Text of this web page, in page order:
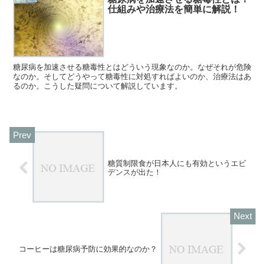
仕組みや治療法を簡単に解説！
糖尿病を加速させる糖毒性とはどういう現象なのか。なぜそれが危険
なのか。そしてどうやって糖毒性に対処すればよいのか、治療法はあ
るのか。こうした疑問について解説しています。
糖質制限食が日本人にも有効というエビ
デンスが出た！
コーヒーは糖尿病予防に効果的なのか？